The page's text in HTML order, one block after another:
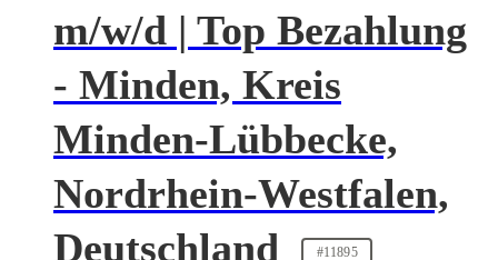
m/w/d | Top Bezahlung
- Minden, Kreis
Minden-Lübbecke,
Nordrhein-Westfalen,
Deutschland
#11895